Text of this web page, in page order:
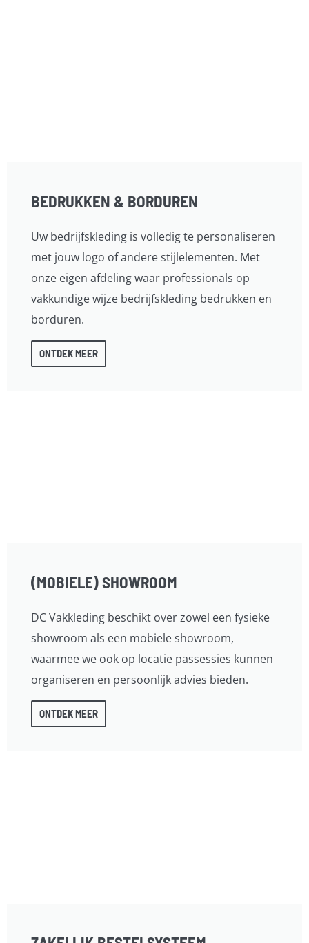
BEDRUKKEN & BORDUREN
Uw bedrijfskleding is volledig te personaliseren
met jouw logo of andere stijlelementen. Met
onze eigen afdeling waar professionals op
vakkundige wijze bedrijfskleding bedrukken en
borduren.
ONTDEK MEER
(MOBIELE) SHOWROOM
DC Vakkleding beschikt over zowel een fysieke
showroom als een mobiele showroom,
waarmee we ook op locatie passessies kunnen
organiseren en persoonlijk advies bieden.
ONTDEK MEER